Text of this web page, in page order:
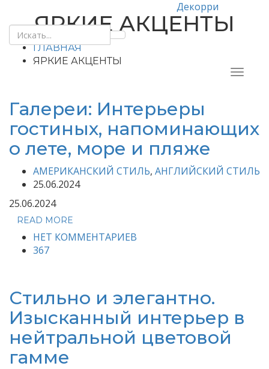
Декорри
ЯРКИЕ АКЦЕНТЫ
ГЛАВНАЯ
ЯРКИЕ АКЦЕНТЫ
Галереи: Интерьеры
гостиных, напоминающих
о лете, море и пляже
АМЕРИКАНСКИЙ СТИЛЬ, АНГЛИЙСКИЙ СТИЛЬ
25.06.2024
25.06.2024
READ MORE
НЕТ КОММЕНТАРИЕВ
367
Стильно и элегантно.
Изысканный интерьер в
нейтральной цветовой
гамме